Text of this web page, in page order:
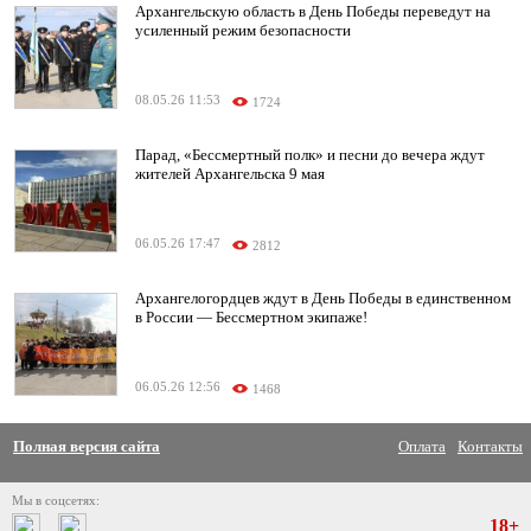
Архангельскую область в День Победы переведут на
усиленный режим безопасности
08.05.26 11:53 1724
Парад, «Бессмертный полк» и песни до вечера ждут
жителей Архангельска 9 мая
06.05.26 17:47 2812
Архангелогордцев ждут в День Победы в единственном
в России — Бессмертном экипаже!
06.05.26 12:56 1468
Полная версия сайта Оплата Контакты
Мы в соцсетях:
18+